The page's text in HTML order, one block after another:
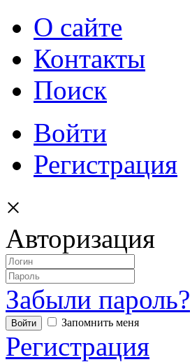
О сайте
Контакты
Поиск
Войти
Регистрация
×
Авторизация
Забыли пароль?
Запомнить меня
Регистрация